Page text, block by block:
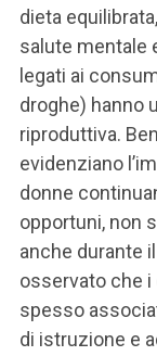
dieta
salute mentale
legati ai
droghe) hanno
riproduttiva.
evidenziano
donne
opportuni, non
anche durante
osservato che
spesso
di istruzione e